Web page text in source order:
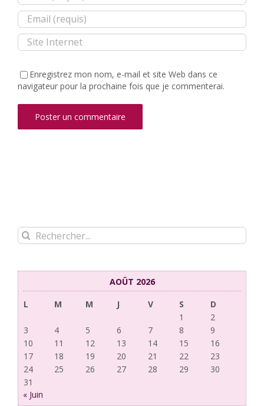
Enregistrez mon nom, e-mail et site Web dans ce
navigateur pour la prochaine fois que je commenterai.
Rechercher:
AOÛT 2026
L
M M J V S
D
1
2
3
4 5 6 7 8
9
10
11 12 13 14 15
16
17
18 19 20 21 22
23
24
25 26 27 28 29
30
31
« Juin